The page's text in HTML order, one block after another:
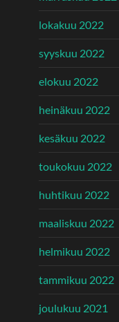
lokakuu 2022
syyskuu 2022
elokuu 2022
heinäkuu 2022
kesäkuu 2022
toukokuu 2022
huhtikuu 2022
maaliskuu 2022
helmikuu 2022
tammikuu 2022
joulukuu 2021